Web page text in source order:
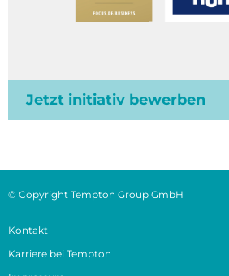
Jetzt initiativ bewerben
© Copyright Tempton Group GmbH
Kontakt
Karriere bei Tempton